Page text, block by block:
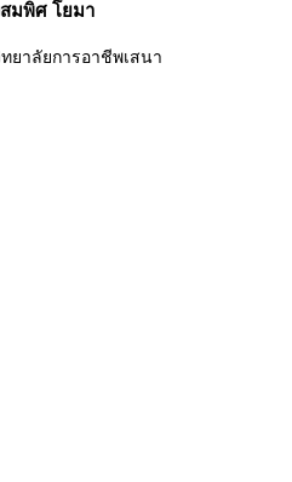
มพิศ โยมา
ยาลัยการอาชีพเสนา